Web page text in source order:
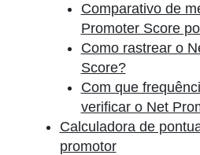
Comparativo de
Promoter Score
Como rastrear o
Score?
Com que
verificar o Net
Calculadora de
promotor